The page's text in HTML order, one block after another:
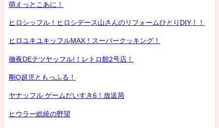
萌えっとこあに！
ヒロシッフル！ヒロシデース山さんのリフォームひとりDIY！！
ヒロユキユキッフルMAX！スーパークッキング！
徹夜DEテツヤッフル!！レトロ館2号店！
剛Q超児ともっふる！
ヤナッフル ゲームだいすき6！放送局
ヒウラー総統の野望